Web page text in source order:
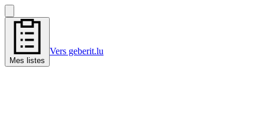
Mes listes
Vers geberit.lu